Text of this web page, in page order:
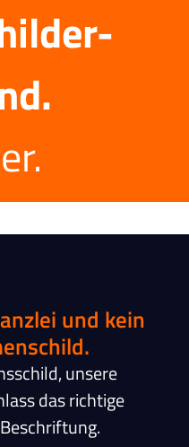
und kein
unsere
das richtige